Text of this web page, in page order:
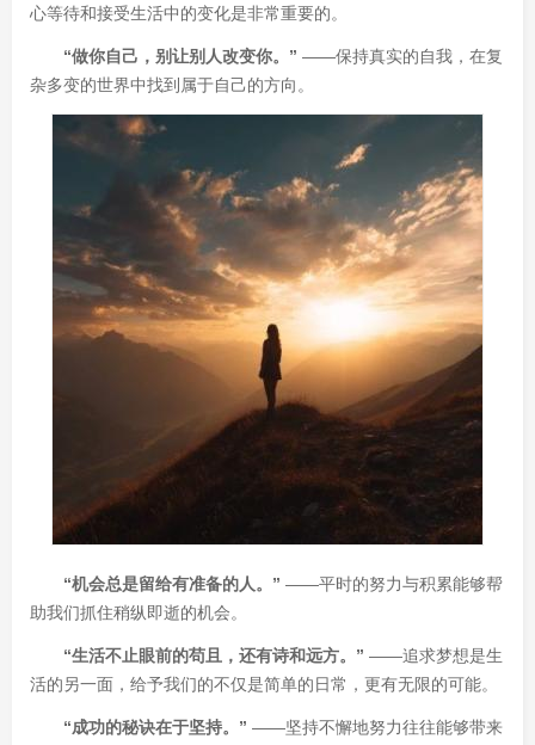
心等待和接受生活中的变化是非常重要的。
“做你自己，别让别人改变你。” ——保持真实的自我，在复
杂多变的世界中找到属于自己的方向。
“机会总是留给有准备的人。” ——平时的努力与积累能够帮
助我们抓住稍纵即逝的机会。
“生活不止眼前的苟且，还有诗和远方。” ——追求梦想是生
活的另一面，给予我们的不仅是简单的日常，更有无限的可能。
“成功的秘诀在于坚持。” ——坚持不懈地努力往往能够带来